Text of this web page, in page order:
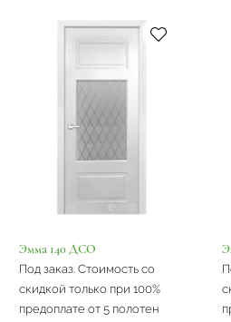
Эмма 140 ДСО
Под заказ. Стоимость со
скидкой только при 100%
предоплате от 5 полотен